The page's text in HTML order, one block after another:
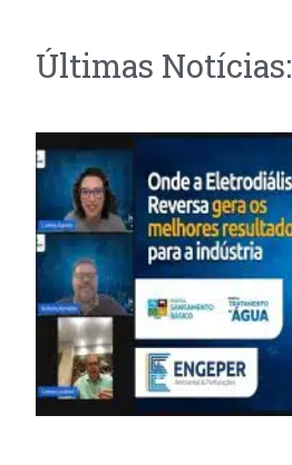
Últimas Notícias: